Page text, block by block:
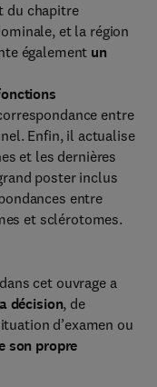
du chapitre
et la région
également un
entre
Enfin, il actualise
et les dernières
poster inclus
entre
et sclérotomes.
cet ouvrage a
décision, de
d’examen ou
son propre